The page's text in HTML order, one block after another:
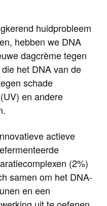
huidprobleem
hebben we DNA
dagcrème tegen
het DNA van de
schade
en andere
actieve
(2%)
samen om het DNA-
en een